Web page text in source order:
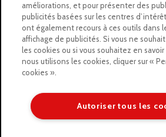
Feuilleter le Guide
Gratuit : intégrer le Guide
Marques Beaux-Arts
Matériel pour l’aquarelle
Matériel pour l’acrylique
Matériel pour l’huile
améliorations, et pour présenter des
publicités basées sur les centres
ont également recours à ces outils dans
affichage de publicités. Si vous ne
les cookies ou si vous souhaitez en
nous utilisons les cookies, cliquer sur «
cookies ».
Autoriser tous les